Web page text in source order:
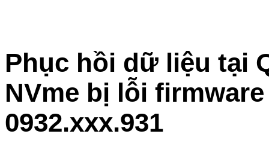
Phục hồi dữ liệu tại
NVme bị lỗi
0932.xxx.931